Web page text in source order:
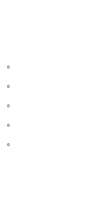
0
0
0
0
0